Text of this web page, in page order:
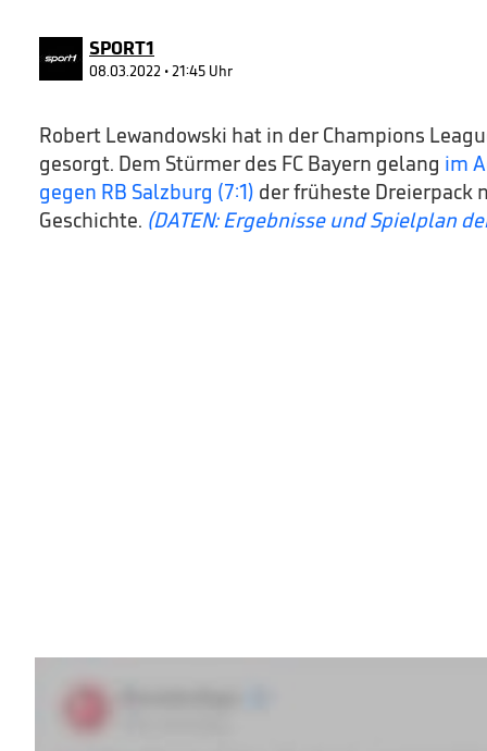
SPORT1
08.03.2022 • 21:45 Uhr
Robert Lewandowski hat in der Champions
gesorgt. Dem Stürmer des FC Bayern gelang im
gegen RB Salzburg (7:1) der früheste Dreierpack
Geschichte. (DATEN: Ergebnisse und Spielplan